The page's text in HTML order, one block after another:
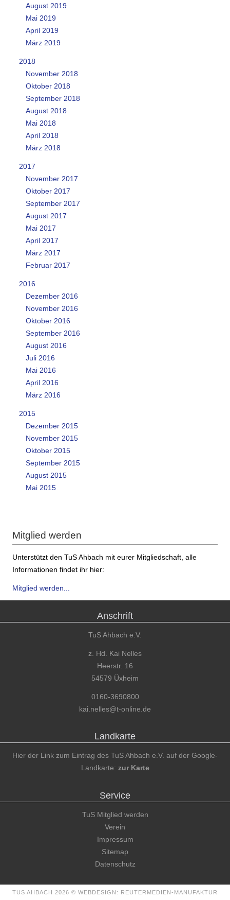
August 2019
Mai 2019
April 2019
März 2019
2018
November 2018
Oktober 2018
September 2018
August 2018
Mai 2018
April 2018
März 2018
2017
November 2017
Oktober 2017
September 2017
August 2017
Mai 2017
April 2017
März 2017
Februar 2017
2016
Dezember 2016
November 2016
Oktober 2016
September 2016
August 2016
Juli 2016
Mai 2016
April 2016
März 2016
2015
Dezember 2015
November 2015
Oktober 2015
September 2015
August 2015
Mai 2015
Mitglied werden
Unterstützt den TuS Ahbach mit eurer Mitgliedschaft, alle
Informationen findet ihr hier:
Mitglied werden...
Anschrift
TuS Ahbach e.V.
z. Hd. Kai Nelles
Heerstr. 16
54579 Üxheim
0160-3690800
kai.nelles@t-online.de
Landkarte
Hier der Link zum Eintrag des TuS Ahbach e.V. auf der Google-
Landkarte: zur Karte
Service
TuS Mitglied werden
Verein
Impressum
Sitemap
Datenschutz
TUS AHBACH 2026 © WEBDESIGN: REUTERMEDIEN-MANUFAKTUR